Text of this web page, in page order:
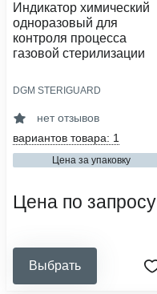
Индикатор химический
одноразовый для
контроля процесса
газовой стерилизации
химический
4
вид упаковочного материала:
DGM STERIGUARD
нет отзывов
вариантов товара: 1
Цена за упаковку
Цена по запросу
Выбрать